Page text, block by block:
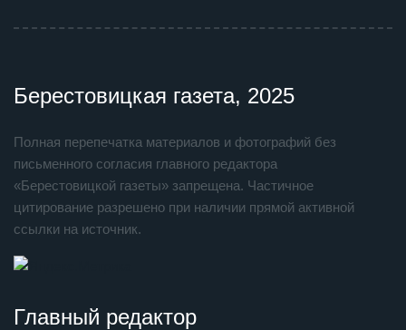
Берестовицкая газета, 2025
Полная перепечатка материалов и фотографий без
письменного согласия главного редактора
«Берестовицкой газеты» запрещена. Частичное
цитирование разрешено при наличии прямой активной
ссылки на источник.
Главный редактор